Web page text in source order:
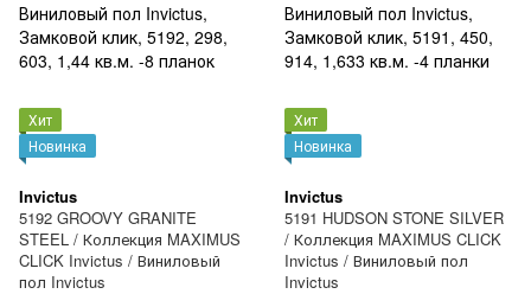
Хит
Новинка
Invictus
5192 GROOVY GRANITE
STEEL / Коллекция MAXIMUS
CLICK Invictus / Виниловый
пол Invictus
Хит
Новинка
Invictus
5191 HUDSON STONE SILVER
/ Коллекция MAXIMUS CLICK
Invictus / Виниловый пол
Invictus